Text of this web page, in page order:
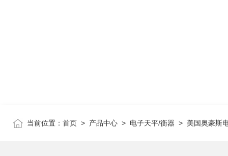
当前位置： 首页 > 产品中心 > 电子天平/衡器 > 美国奥豪斯